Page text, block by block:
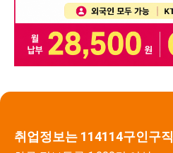
취업정보는 114114구인구직